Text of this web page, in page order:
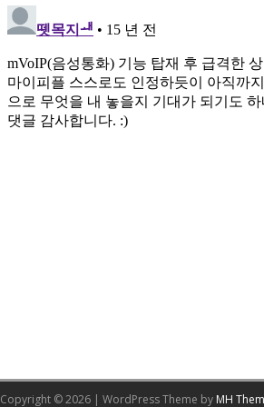
Copyright © 2026 | WordPress Theme by MH